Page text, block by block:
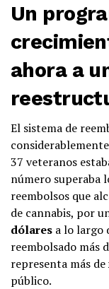
Un
ahora a
El sistema de
37 veteranos
número superaba
reembolsos que
de cannabis, por
dólares a lo largo
reembolsado más
representa más de
público.